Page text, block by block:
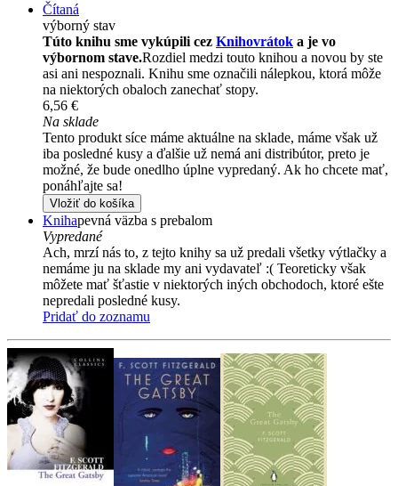
Čítaná
výborný stav
Túto knihu sme vykúpili cez Knihovrátok a je vo
výbornom stave.Rozdiel medzi touto knihou a novou by ste
asi ani nespoznali. Knihu sme označili nálepkou, ktorá môže
na niektorých obaloch zanechať stopy.
6,56 €
Na sklade
Tento produkt síce máme aktuálne na sklade, máme však už
iba posledné kusy a ďalšie už nemá ani distribútor, preto je
možné, že bude onedlho úplne vypredaný. Ak ho chcete mať,
ponáhľajte sa!
Vložiť do košíka
Knihapevná väzba s prebalom
Vypredané
Ach, mrzí nás to, z tejto knihy sa už predali všetky výtlačky a
nemáme ju na sklade my ani vydavateľ :( Teoreticky však
môžete mať šťastie v niektorých iných obchodoch, ktoré ešte
nepredali posledné kusy.
Pridať do zoznamu